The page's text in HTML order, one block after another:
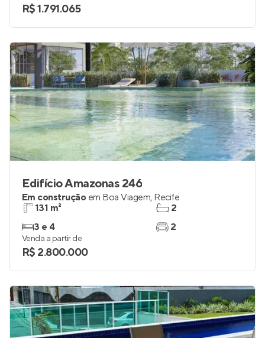
R$ 1.791.065
Edifício Amazonas 246
Em construção em Boa Viagem, Recife
131 m²
3 e 4
2
2
Venda a partir de
R$ 2.800.000